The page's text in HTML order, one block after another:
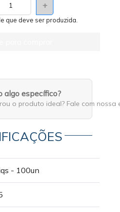
+
que deve ser produzida.
algo específico?
o produto ideal? Fale com nossa
- 100un